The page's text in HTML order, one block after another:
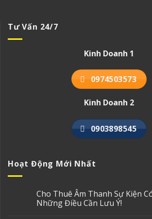
Tư Vấn 24/7
Kinh Doanh 1
0974503573
Kinh Doanh 2
0903898545
Hoạt Động Mới Nhất
Cho Thuê Âm Thanh Sự Kiện
Những Điều Cần Lưu Ý!